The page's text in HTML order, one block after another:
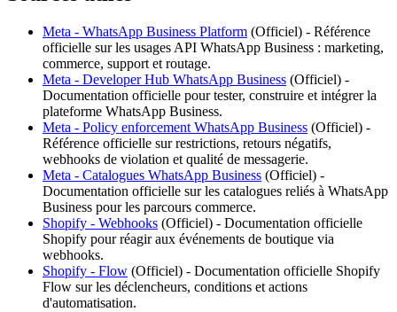
Meta - WhatsApp Business Platform (Officiel) - Référence
officielle sur les usages API WhatsApp Business : marketing,
commerce, support et routage.
Meta - Developer Hub WhatsApp Business (Officiel) -
Documentation officielle pour tester, construire et intégrer la
plateforme WhatsApp Business.
Meta - Policy enforcement WhatsApp Business (Officiel) -
Référence officielle sur restrictions, retours négatifs,
webhooks de violation et qualité de messagerie.
Meta - Catalogues WhatsApp Business (Officiel) -
Documentation officielle sur les catalogues reliés à WhatsApp
Business pour les parcours commerce.
Shopify - Webhooks (Officiel) - Documentation officielle
Shopify pour réagir aux événements de boutique via
webhooks.
Shopify - Flow (Officiel) - Documentation officielle Shopify
Flow sur les déclencheurs, conditions et actions
d'automatisation.